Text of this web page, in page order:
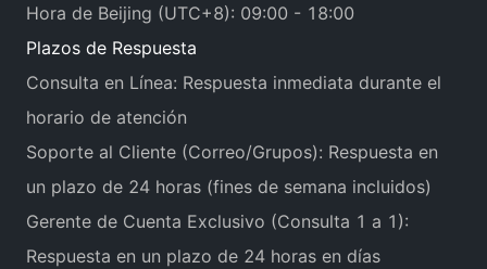
Hora de Beijing (UTC+8): 09:00 - 18:00
Plazos de Respuesta
Consulta en Línea: Respuesta inmediata durante el
horario de atención
Soporte al Cliente (Correo/Grupos): Respuesta en
un plazo de 24 horas (fines de semana incluidos)
Gerente de Cuenta Exclusivo (Consulta 1 a 1):
Respuesta en un plazo de 24 horas en días